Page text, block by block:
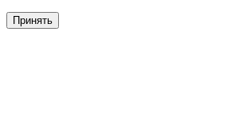
Принять